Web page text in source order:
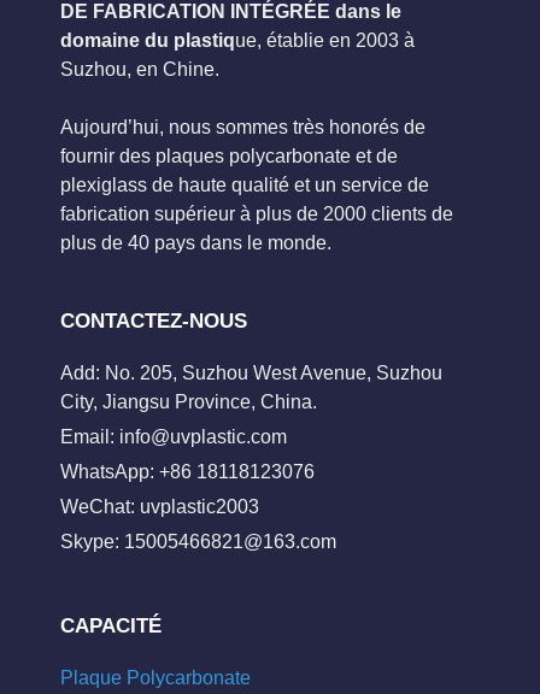
DE FABRICATION INTÉGRÉE dans le
domaine du plastique, établie en 2003 à
Suzhou, en Chine.
Aujourd’hui, nous sommes très honorés de
fournir des plaques polycarbonate et de
plexiglass de haute qualité et un service de
fabrication supérieur à plus de 2000 clients de
plus de 40 pays dans le monde.
CONTACTEZ-NOUS
Add: No. 205, Suzhou West Avenue, Suzhou
City, Jiangsu Province, China.
Email: info@uvplastic.com
WhatsApp: +86 18118123076
WeChat: uvplastic2003
Skype: 15005466821@163.com
CAPACITÉ
Plaque Polycarbonate